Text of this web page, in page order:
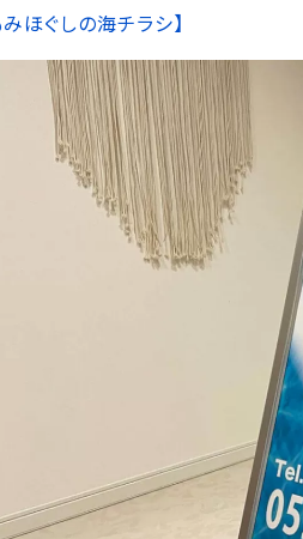
みほぐしの海チラシ】